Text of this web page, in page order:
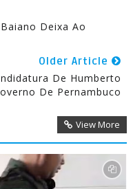
Deixa Ao
Older Article
De Humberto
De Pernambuco
View More